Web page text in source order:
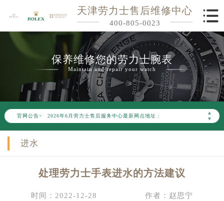
天津劳力士售后维修中心
400-805-0023
保养维修您的劳力士腕表
Maintain and repair your watch
官网公告>
▲
▼
2026年6月劳力士天津市售后服务网络优化升级公告
2026年6月天津市劳力士官方售后客户服务热线：400-805-0023
2026年6月劳力士售后服务中心最新网点地址：
天津市和平区赤峰道136号天津国际金融中心26层2603室劳力士售后服务中心（需提前预约）
进水
处理劳力士手表进水的方法建议
时间：2022-12-28 作者：赵思宁